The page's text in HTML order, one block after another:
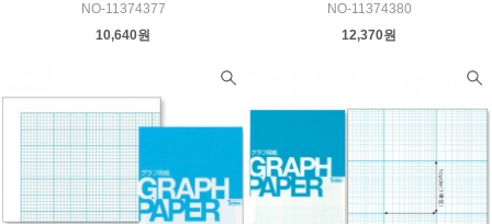
NO-11374377
10,640원
NO-11374380
12,370원